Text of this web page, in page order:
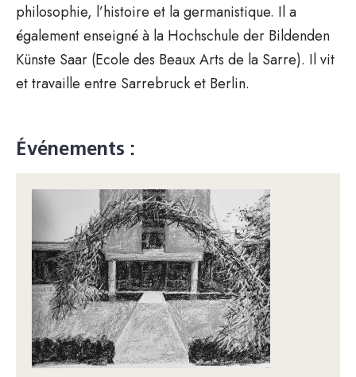
philosophie, l’histoire et la germanistique. Il a
également enseigné à la Hochschule der Bildenden
Künste Saar (Ecole des Beaux Arts de la Sarre). Il vit
et travaille entre Sarrebruck et Berlin.
Événements :